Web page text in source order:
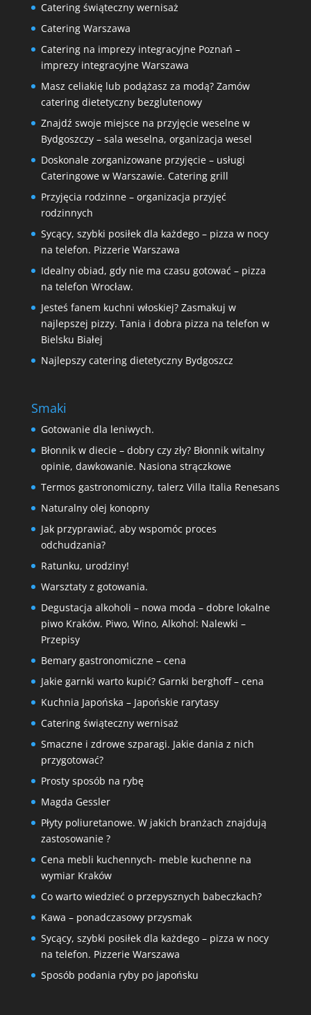
Catering świąteczny wernisaż
Catering Warszawa
Catering na imprezy integracyjne Poznań –
imprezy integracyjne Warszawa
Masz celiakię lub podążasz za modą? Zamów
catering dietetyczny bezglutenowy
Znajdź swoje miejsce na przyjęcie weselne w
Bydgoszczy – sala weselna, organizacja wesel
Doskonale zorganizowane przyjęcie – usługi
Cateringowe w Warszawie. Catering grill
Przyjęcia rodzinne – organizacja przyjęć
rodzinnych
Sycący, szybki posiłek dla każdego – pizza w nocy
na telefon. Pizzerie Warszawa
Idealny obiad, gdy nie ma czasu gotować – pizza
na telefon Wrocław.
Jesteś fanem kuchni włoskiej? Zasmakuj w
najlepszej pizzy. Tania i dobra pizza na telefon w
Bielsku Białej
Najlepszy catering dietetyczny Bydgoszcz
Smaki
Gotowanie dla leniwych.
Błonnik w diecie – dobry czy zły? Błonnik witalny
opinie, dawkowanie. Nasiona strączkowe
Termos gastronomiczny, talerz Villa Italia Renesans
Naturalny olej konopny
Jak przyprawiać, aby wspomóc proces
odchudzania?
Ratunku, urodziny!
Warsztaty z gotowania.
Degustacja alkoholi – nowa moda – dobre lokalne
piwo Kraków. Piwo, Wino, Alkohol: Nalewki –
Przepisy
Bemary gastronomiczne – cena
Jakie garnki warto kupić? Garnki berghoff – cena
Kuchnia Japońska – Japońskie rarytasy
Catering świąteczny wernisaż
Smaczne i zdrowe szparagi. Jakie dania z nich
przygotować?
Prosty sposób na rybę
Magda Gessler
Płyty poliuretanowe. W jakich branżach znajdują
zastosowanie ?
Cena mebli kuchennych- meble kuchenne na
wymiar Kraków
Co warto wiedzieć o przepysznych babeczkach?
Kawa – ponadczasowy przysmak
Sycący, szybki posiłek dla każdego – pizza w nocy
na telefon. Pizzerie Warszawa
Sposób podania ryby po japońsku